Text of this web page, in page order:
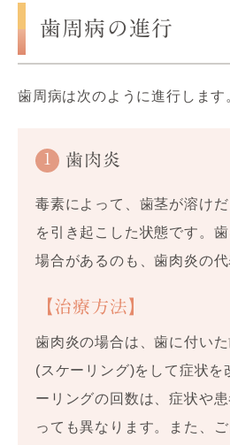
歯周病の進行
歯周病は次のように進行します
1 歯肉炎
毒素によって、歯茎が溶け
を引き起こした状態です。
場合があるのも、歯肉炎の代
【治療方法】
歯肉炎の場合は、歯に付い
(スケーリング)をして症状を
ーリングの回数は、症状や
っても異なります。また、